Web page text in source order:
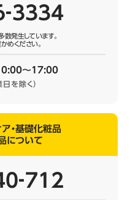
発生しています。
めください。
～17:00
日を除く）
・基礎化粧品
について